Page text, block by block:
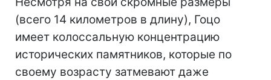
(всего 14 километров в длину), Гоцо
имеет колоссальную концентрацию
исторических памятников, которые по
своему возрасту затмевают даже